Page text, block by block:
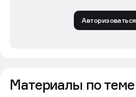
Авторизоваться
Материалы по теме